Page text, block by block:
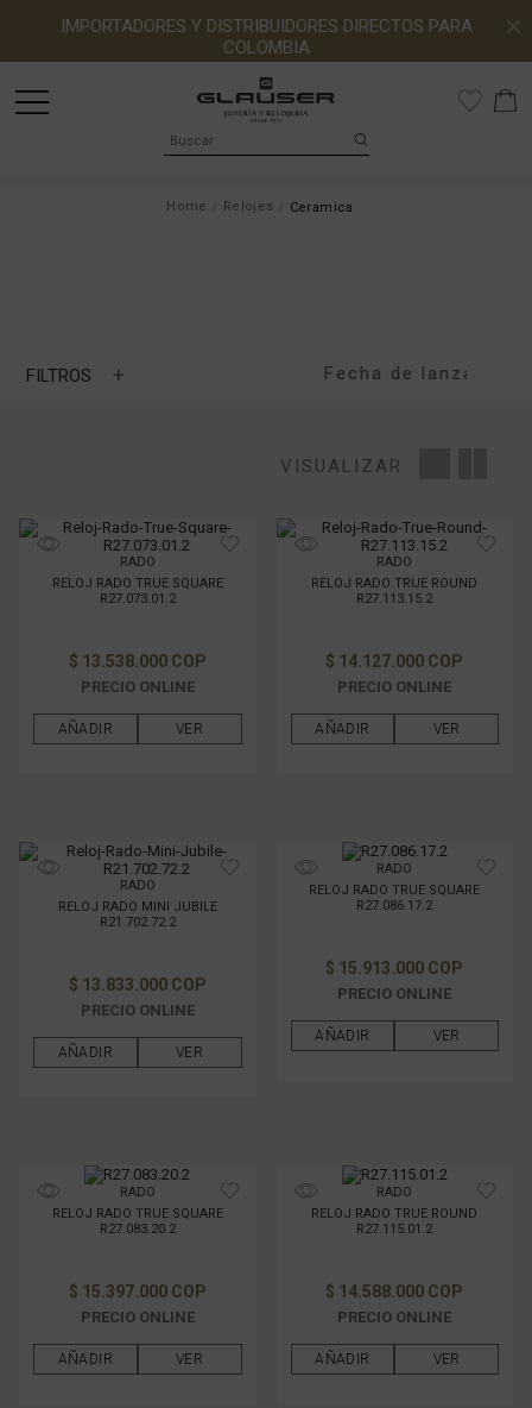
IMPORTADORES Y DISTRIBUIDORES DIRECTOS PARA
COLOMBIA
Home Relojes Ceramica
FILTROS +
TAMAÑO DE CAJAS
FILTRAR POR PRECIO
VISUALIZAR
RADO
RELOJ RADO TRUE SQUARE
R27.073.01.2
$ 13.538.000 COP
PRECIO ONLINE
AÑADIR VER
RADO
RELOJ RADO TRUE ROUND
R27.113.15.2
$ 14.127.000 COP
PRECIO ONLINE
AÑADIR VER
RADO
RELOJ RADO MINI JUBILE
R21.702.72.2
$ 13.833.000 COP
PRECIO ONLINE
AÑADIR VER
RADO
RELOJ RADO TRUE SQUARE
R27.086.17.2
$ 15.913.000 COP
PRECIO ONLINE
AÑADIR VER
RADO
RELOJ RADO TRUE SQUARE
R27.083.20.2
$ 15.397.000 COP
PRECIO ONLINE
AÑADIR VER
RADO
RELOJ RADO TRUE ROUND
R27.115.01.2
$ 14.588.000 COP
PRECIO ONLINE
AÑADIR VER